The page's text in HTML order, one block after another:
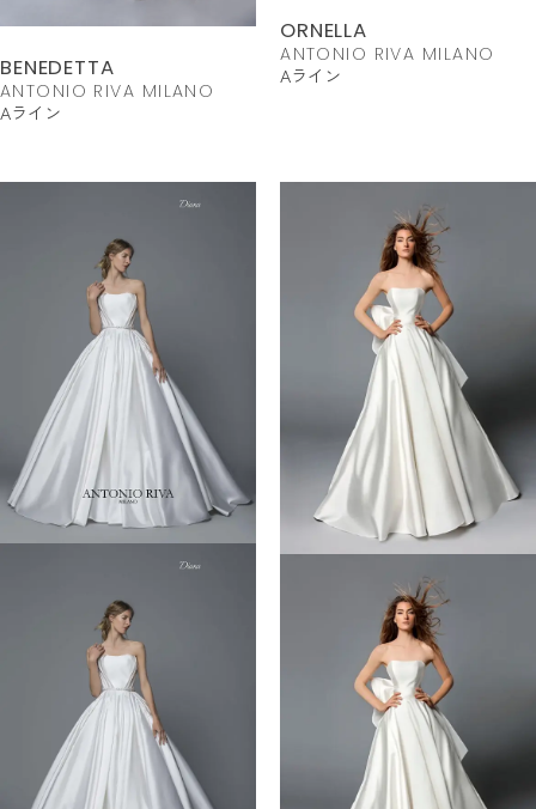
BENEDETTA
ANTONIO RIVA MILANO
Aライン
ORNELLA
ANTONIO RIVA MILANO
Aライン